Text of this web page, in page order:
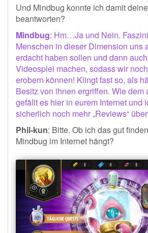
Und Mindbug konnte ich damit
beantworten?
Mindbug: Hm…Ja und Nein.
Menschen in dieser Dimension uns
erdacht haben sollen und dann
Videospiel machen, sodass wir
erobern können! Klingt fast so, als
Besitz von ihnen ergriffen. Wie dem
gefällt es hier in eurem Internet und
sicherlich noch mehr „Reviews“
Phil-kun: Bitte. Ob ich das gut
Mindbug im Internet hängt?